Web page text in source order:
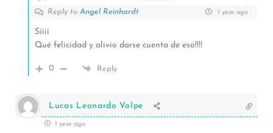
Reply to Angel Reinhardt 1 year ago
Síííí
Qué felicidad y alivio darse cuenta de eso!!!!
0 Reply
Lucas Leonardo Volpe
1 year ago